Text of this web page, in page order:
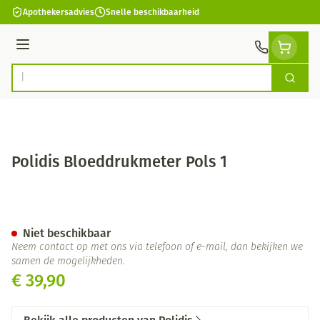
Ga naar de inhoud
Apothekersadvies Snelle beschikbaarheid
Menu
Product, merk, categorie... Zoek
Polidis Bloeddrukmeter Pols 1
€ 39,90
Niet beschikbaar
Neem contact op met ons via telefoon of e-mail, dan bekijken we
samen de mogelijkheden.